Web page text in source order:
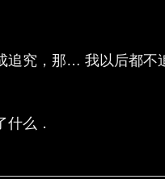
追究，那… 我以后都
么．